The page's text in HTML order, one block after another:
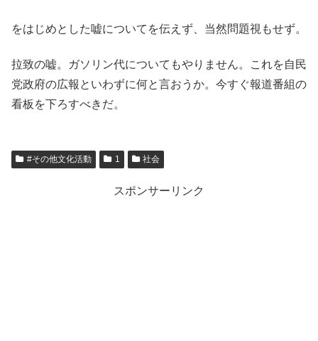
をはじめとした嘘についてを伝えず、当然問題視もせず。
拉致の嘘。ガソリン代についてもやりません。これを自民
党政府の広報といわずに何と言おうか。今すぐ報道番組の
看板を下ろすべきだ。
#その他文化活動 1 社会
スポンサーリンク